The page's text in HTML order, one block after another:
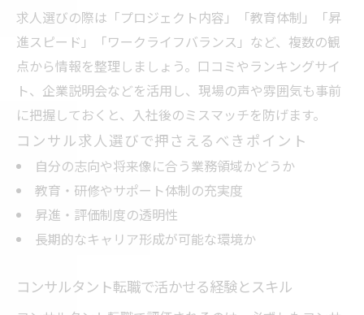
コンサル転職後悔しないためのキャリア判
断
コンサル業界で失敗しないキャリアパスの
築き方
コンサルタントとは何かを知る重要性とは
コンサル求人選びで注意すべき落とし穴
コンサル業界で理想のキャリアを実現する
方法
大手コンサルを目指す転職準備の心得
大手コンサル転職に必要な準備と心構え
コンサルタント採用突破に役立つ面接対策
求人選びの際は「プロジェクト内容」「教育体制」「昇
進スピード」「ワークライフバランス」など、複数の観
点から情報を整理しましょう。口コミやランキングサイ
ト、企業説明会などを活用し、現場の声や雰囲気も事前
に把握しておくと、入社後のミスマッチを防げます。
コンサル求人選びで押さえるべきポイント
自分の志向や将来像に合う業務領域かどうか
教育・研修やサポート体制の充実度
昇進・評価制度の透明性
長期的なキャリア形成が可能な環境か
コンサルタント転職で活かせる経験とスキル